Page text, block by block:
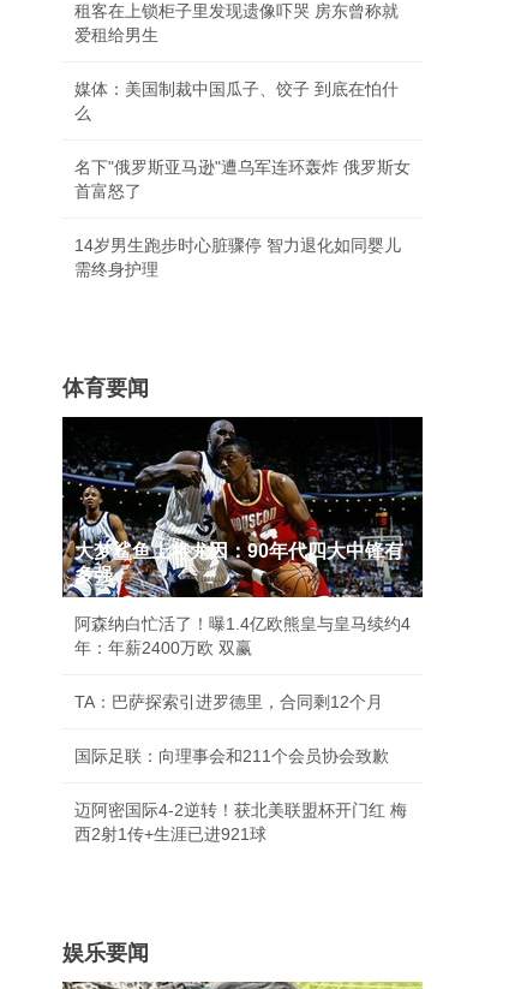
租客在上锁柜子里发现遗像吓哭 房东曾称就
爱租给男生
媒体：美国制裁中国瓜子、饺子 到底在怕什
么
名下"俄罗斯亚马逊"遭乌军连环轰炸 俄罗斯女
首富怒了
14岁男生跑步时心脏骤停 智力退化如同婴儿
需终身护理
体育要闻
大梦鲨鱼上将尤因：90年代四大中锋有
多强
阿森纳白忙活了！曝1.4亿欧熊皇与皇马续约4
年：年薪2400万欧 双赢
TA：巴萨探索引进罗德里，合同剩12个月
国际足联：向理事会和211个会员协会致歉
迈阿密国际4-2逆转！获北美联盟杯开门红 梅
西2射1传+生涯已进921球
娱乐要闻